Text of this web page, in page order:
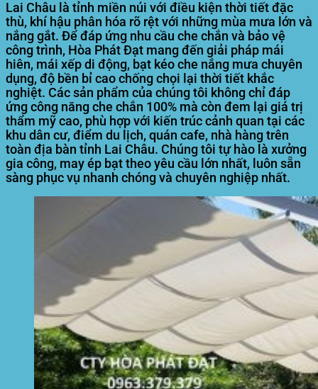
Lai Châu là tỉnh miền núi với điều kiện thời tiết đặc
thù, khí hậu phân hóa rõ rệt với những mùa mưa lớn và
nắng gắt. Để đáp ứng nhu cầu che chắn và bảo vệ
công trình, Hòa Phát Đạt mang đến giải pháp mái
hiên, mái xếp di động, bạt kéo che nắng mưa chuyên
dụng, độ bền bỉ cao chống chọi lại thời tiết khắc
nghiệt. Các sản phẩm của chúng tôi không chỉ đáp
ứng công năng che chắn 100% mà còn đem lại giá trị
thẩm mỹ cao, phù hợp với kiến trúc cảnh quan tại các
khu dân cư, điểm du lịch, quán cafe, nhà hàng trên
toàn địa bàn tỉnh Lai Châu. Chúng tôi tự hào là xưởng
gia công, may ép bạt theo yêu cầu lớn nhất, luôn sẵn
sàng phục vụ nhanh chóng và chuyên nghiệp nhất.